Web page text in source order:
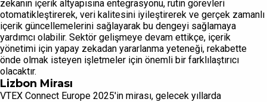
zekanın içerik altyapısına entegrasyonu, rutin görevleri
otomatikleştirerek, veri kalitesini iyileştirerek ve gerçek zamanlı
içerik güncellemelerini sağlayarak bu dengeyi sağlamaya
yardımcı olabilir. Sektör gelişmeye devam ettikçe, içerik
yönetimi için yapay zekadan yararlanma yeteneği, rekabette
önde olmak isteyen işletmeler için önemli bir farklılaştırıcı
olacaktır.
Lizbon Mirası
VTEX Connect Europe 2025'in mirası, gelecek yıllarda